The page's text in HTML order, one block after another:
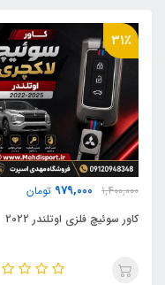
56٪
450,000
200,000 تومان
پک استیکر برچسب